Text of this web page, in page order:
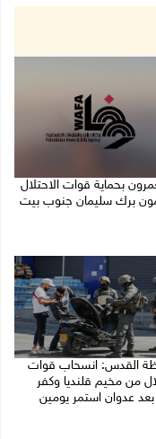
بحماية قوات الاحتلال
برك سليمان جنوب بيت
القدس: انسحاب قوات
من مخيم قلنديا وكفر
عدوان استمر يومين